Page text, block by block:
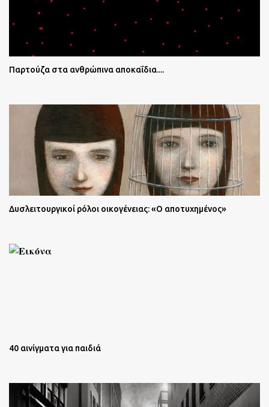
Παρτούζα στα ανθρώπινα αποκαΐδια....
Δυσλειτουργικοί ρόλοι οικογένειας: «Ο αποτυχημένος»
40 αινίγματα για παιδιά